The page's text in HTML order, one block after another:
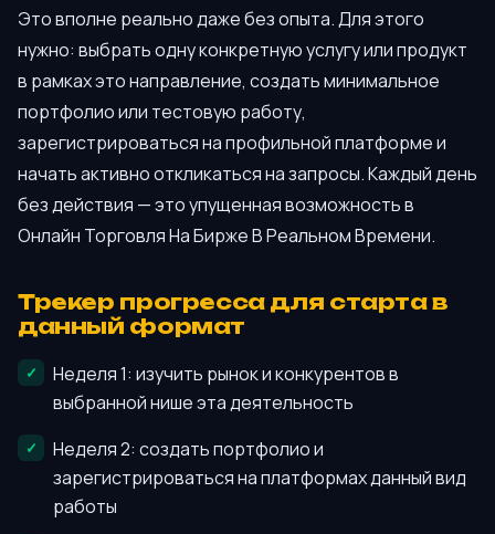
Это вполне реально даже без опыта. Для этого
нужно: выбрать одну конкретную услугу или продукт
в рамках это направление, создать минимальное
портфолио или тестовую работу,
зарегистрироваться на профильной платформе и
начать активно откликаться на запросы. Каждый день
без действия — это упущенная возможность в
Онлайн Торговля На Бирже В Реальном Времени.
Трекер прогресса для старта в
данный формат
Неделя 1: изучить рынок и конкурентов в
выбранной нише эта деятельность
Неделя 2: создать портфолио и
зарегистрироваться на платформах данный вид
работы